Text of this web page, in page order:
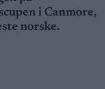
i Canmore,
norske.